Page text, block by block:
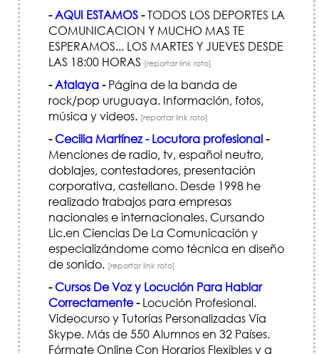
-AQUI ESTAMOS-TODOS LOS DEPORTES LA
COMUNICACION Y MUCHO MAS TE
ESPERAMOS... LOS MARTES Y JUEVES DESDE
LAS 18:00 HORAS [reportar link roto]
-Atalaya-Página de la banda de
rock/pop uruguaya. Información, fotos,
música y videos. [reportar link roto]
-Cecilia Martínez - Locutora profesional-
Menciones de radio, tv, español neutro,
doblajes, contestadores, presentación
corporativa, castellano. Desde 1998 he
realizado trabajos para empresas
nacionales e internacionales. Cursando
Lic.en Ciencias De La Comunicación y
especializándome como técnica en diseño
de sonido. [reportar link roto]
-Cursos De Voz y Locución Para Hablar
Correctamente-Locución Profesional.
Videocurso y Tutorías Personalizadas Vía
Skype. Más de 550 Alumnos en 32 Países.
Fórmate Online Con Horarios Flexibles y a